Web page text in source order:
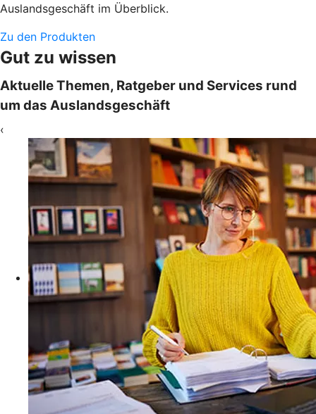
Auslandsgeschäft im Überblick.
Zu den Produkten
Gut zu wissen
Aktuelle Themen, Ratgeber und Services rund
um das Auslandsgeschäft
‹